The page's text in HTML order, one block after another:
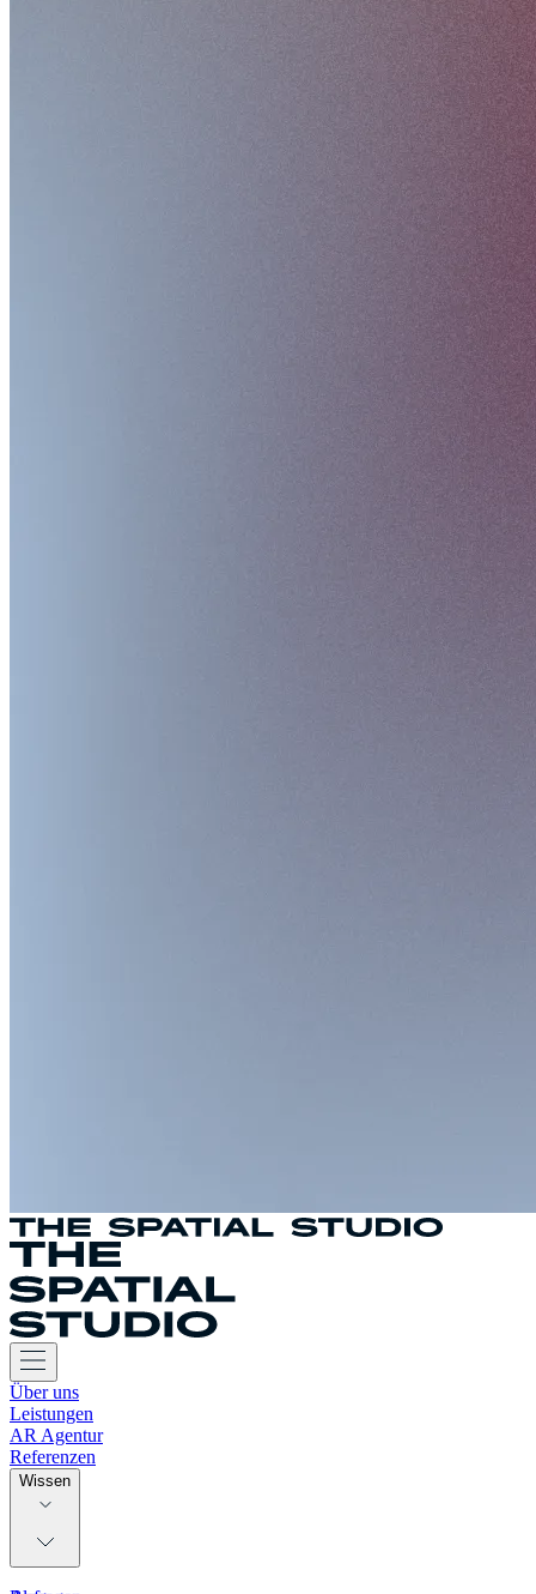
Über uns
Leistungen
AR Agentur
Referenzen
Wissen